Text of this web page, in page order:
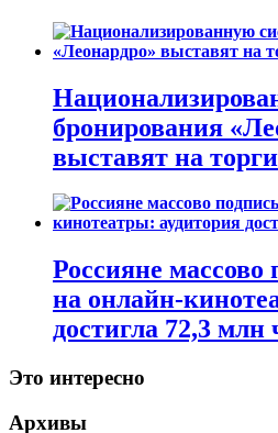
бронирования
выставят на торги
Россияне
на онлайн-
достигла 72,3 млн
Это интересно
Архивы